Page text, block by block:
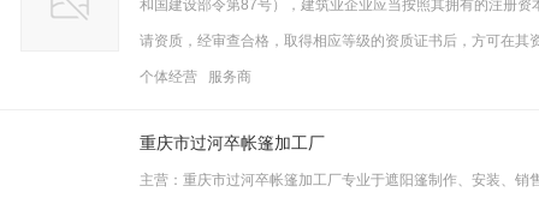
和国建设部令第87号），建筑业企业应当按照其拥有的注册
请资质，经审查合格，取得相应等级的资质证书后，方可在其
个体经营 服务商
重庆市过河卒帐篷加工厂
主营：重庆市过河卒帐篷加工厂专业于遮阳篷制作、安装、